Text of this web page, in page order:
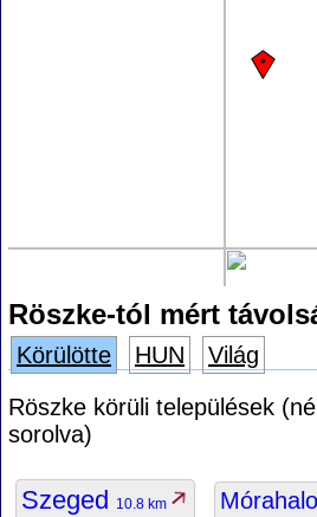
Röszke-tól mért
Körülötte HUN
Világ
Röszke körüli települések
sorolva)
Szeged 10.8 km